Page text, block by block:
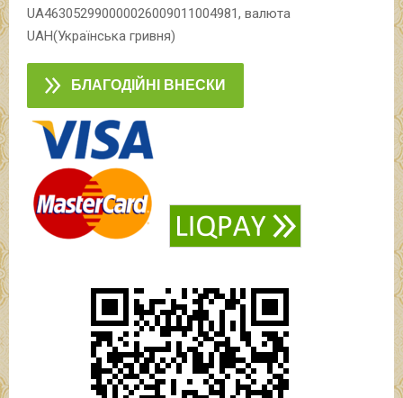
UA463052990000026009011004981, валюта
UAH(Українська гривня)
БЛАГОДІЙНІ ВНЕСКИ